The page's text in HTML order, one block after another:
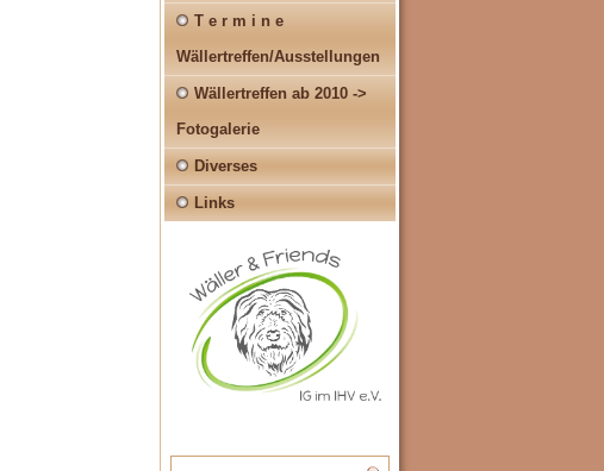
T e r m i n e
Wällertreffen/Ausstellungen
Wällertreffen ab 2010 ->
Fotogalerie
Diverses
Links